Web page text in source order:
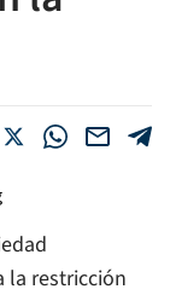
la restricción